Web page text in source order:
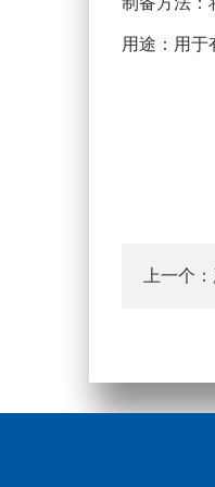
用途：用于
上一个：